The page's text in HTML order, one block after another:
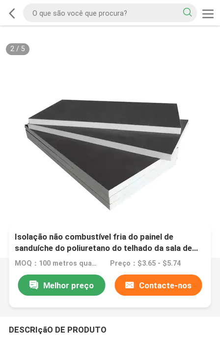
2/ 5
Isolação não combustível fria do painel de
sanduíche do poliuretano do telhado da sala de
armazenamento
MOQ：100 metros quadrados/metros quadrados Preço：$3.65 - $5.74
Melhor preço Contacte-nos
DESCRIçãO DE PRODUTO